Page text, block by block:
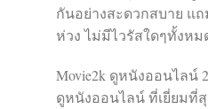
กันอย่างสะดวกสบาย แ
ห่วง ไม่มีไวรัสใดๆทั้งหม
Movie2k ดูหนังออนไลน์
ดูหนังออนไลน์ ที่เยี่ยมที่